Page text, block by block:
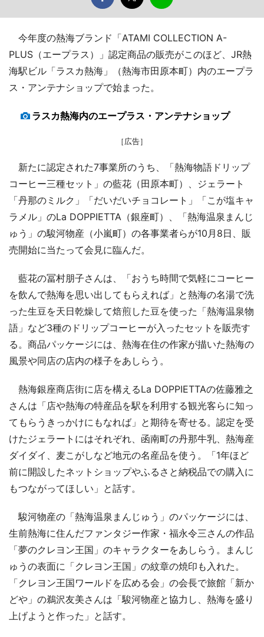
今年度の熱海ブランド「ATAMI COLLECTION A-
PLUS（エープラス）」認定商品の販売がこのほど、JR熱
海駅ビル「ラスカ熱海」（熱海市田原本町）内のエープラ
ス・アンテナショップで始まった。
ラスカ熱海内のエープラス・アンテナショップ
［広告］
新たに認定された7事業所のうち、「熱海物語ドリップ
コーヒー三種セット」の藍花（田原本町）、ジェラート
「丹那のミルク」「だいだいチョコレート」「こが塩キャ
ラメル」のLa DOPPIETTA（銀座町）、「熱海温泉まんじ
ゅう」の駿河物産（小嵐町）の各事業者らが10月8日、販
売開始に当たって会見に臨んだ。
藍花の冨村朋子さんは、「おうち時間で気軽にコーヒー
を飲んで熱海を思い出してもらえれば」と熱海の名湯で洗
った生豆を天日乾燥して焙煎した豆を使った「熱海温泉物
語」など3種のドリップコーヒーが入ったセットを販売す
る。商品パッケージには、熱海在住の作家が描いた熱海の
風景や同店の店内の様子をあしらう。
熱海銀座商店街に店を構えるLa DOPPIETTAの佐藤雅之
さんは「店や熱海の特産品を駅を利用する観光客らに知っ
てもらうきっかけにもなれば」と期待を寄せる。認定を受
けたジェラートにはそれぞれ、函南町の丹那牛乳、熱海産
ダイダイ、麦こがしなど地元の名産品を使う。「1年ほど
前に開設したネットショップやふるさと納税品での購入に
もつながってほしい」と話す。
駿河物産の「熱海温泉まんじゅう」のパッケージには、
生前熱海に住んだファンタジー作家・福永令三さんの作品
「夢のクレヨン王国」のキャラクターをあしらう。まんじ
ゅうの表面に「クレヨン王国」の紋章の焼印も入れた。
「クレヨン王国ワールドを広める会」の会長で旅館「新か
どや」の鵜沢友美さんは「駿河物産と協力し、熱海を盛り
上げようと作った」と話す。